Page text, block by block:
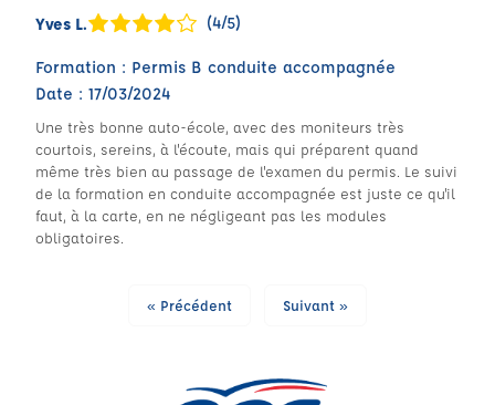
Yves L. (4/5)
Formation : Permis B conduite accompagnée
Date : 17/03/2024
Une très bonne auto-école, avec des moniteurs très
courtois, sereins, à l'écoute, mais qui préparent quand
même très bien au passage de l'examen du permis. Le suivi
de la formation en conduite accompagnée est juste ce qu'il
faut, à la carte, en ne négligeant pas les modules
obligatoires.
« Précédent Suivant »